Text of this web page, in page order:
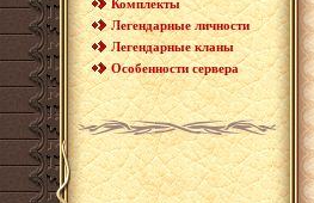
Комплекты
Легендарные личности
Легендарные кланы
Особенности сервера